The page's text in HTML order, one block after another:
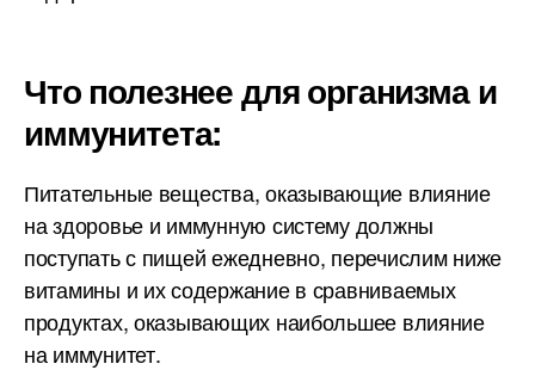
Что полезнее для организма и
иммунитета:
Питательные вещества, оказывающие влияние
на здоровье и иммунную систему должны
поступать с пищей ежедневно, перечислим ниже
витамины и их содержание в сравниваемых
продуктах, оказывающих наибольшее влияние
на иммунитет.